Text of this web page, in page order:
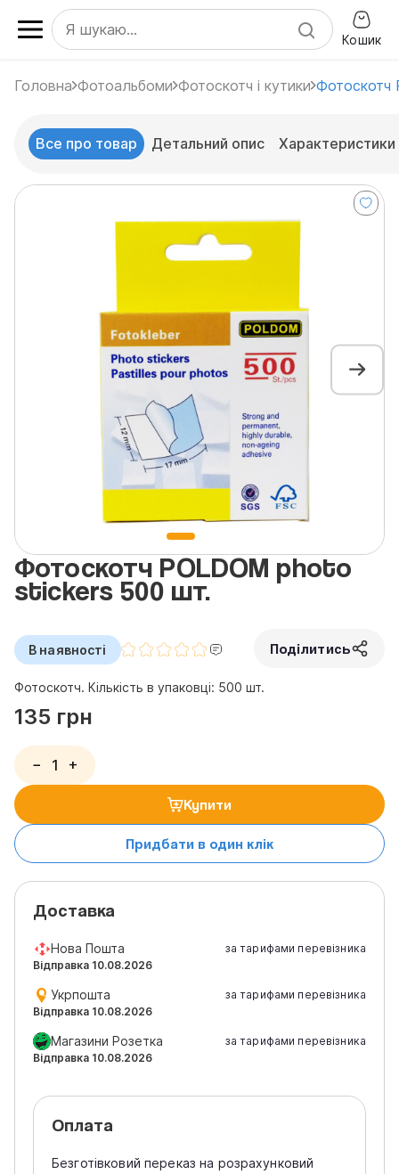
Кошик
Головна Фотоальбоми Фотоскотч і кутики Фотоскотч
Все про товар Детальний опис Характеристики
Фотоскотч POLDOM photo
stickers 500 шт.
В наявності Поділитись
Фотоскотч. Кількість в упаковці: 500 шт.
135 грн
− +
Купити
Придбати в один клік
Доставка
Нова Пошта
Відправка 10.08.2026
за тарифами перевізника
Укрпошта
Відправка 10.08.2026
за тарифами перевізника
Магазини Розетка
Відправка 10.08.2026
за тарифами перевізника
Оплата
Безготівковий переказ на розрахунковий